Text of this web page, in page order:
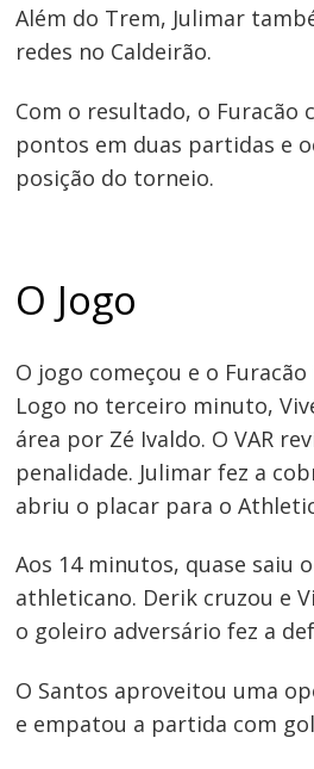
Além do Trem, Julimar
redes no Caldeirão.
Com o resultado, o Furacão
pontos em duas partidas e
posição do torneio.
O Jogo
O jogo começou e o
Logo no terceiro minuto,
área por Zé Ivaldo. O VAR
penalidade. Julimar fez a
abriu o placar para o
Aos 14 minutos, quase saiu
athleticano. Derik cruzou e
o goleiro adversário fez a
O Santos aproveitou uma
e empatou a partida com